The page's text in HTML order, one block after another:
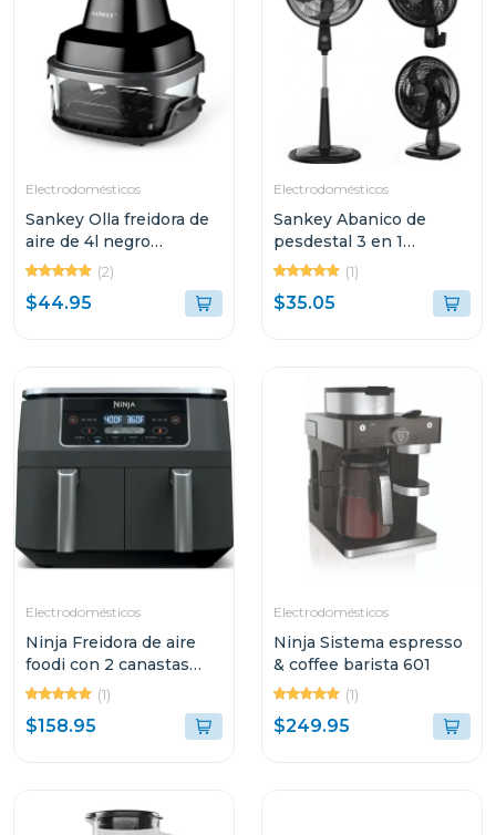
Electrodomésticos
Sankey Olla freidora de
aire de 4l negro
frw4057gb
(2)
$44.95
Electrodomésticos
Sankey Abanico de
pesdestal 3 en 1
fn18m35 (1)
$35.05
Electrodomésticos
Ninja Freidora de aire
foodi con 2 canastas
dual zone(1)
$158.95
Electrodomésticos
Ninja Sistema espresso
& coffee barista 601
(1)
$249.95